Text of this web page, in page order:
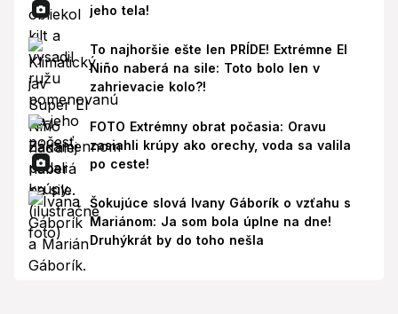
jeho tela!
To najhoršie ešte len PRÍDE! Extrémne El
Niño naberá na sile: Toto bolo len v
zahrievacie kolo?!
FOTO Extrémny obrat počasia: Oravu
zasiahli krúpy ako orechy, voda sa valila
po ceste!
Šokujúce slová Ivany Gáborík o vzťahu s
Mariánom: Ja som bola úplne na dne!
Druhýkrát by do toho nešla